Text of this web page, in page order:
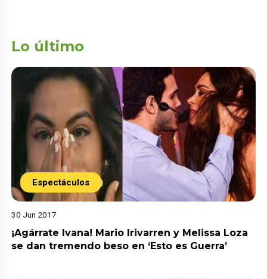
Lo último
Espectáculos
30 Jun 2017
¡Agárrate Ivana! Mario Irivarren y Melissa Loza
se dan tremendo beso en ‘Esto es Guerra’